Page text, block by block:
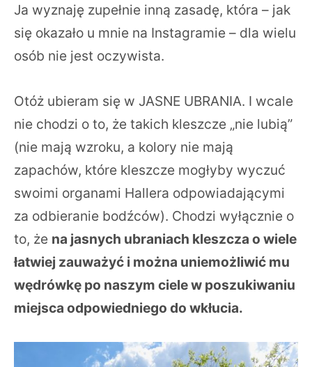
Ja wyznaję zupełnie inną zasadę, która – jak
się okazało u mnie na Instagramie – dla wielu
osób nie jest oczywista.
Otóż ubieram się w JASNE UBRANIA. I wcale
nie chodzi o to, że takich kleszcze „nie lubią”
(nie mają wzroku, a kolory nie mają
zapachów, które kleszcze mogłyby wyczuć
swoimi organami Hallera odpowiadającymi
za odbieranie bodźców). Chodzi wyłącznie o
to, że na jasnych ubraniach kleszcza o wiele
łatwiej zauważyć i można uniemożliwić mu
wędrówkę po naszym ciele w poszukiwaniu
miejsca odpowiedniego do wkłucia.